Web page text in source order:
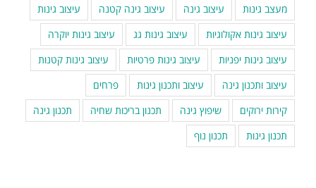
מעצב גינות
עיצוב גינה עיצוב גינה קטנה
עיצוב גינות
עיצוב גינות אקולוגיות
עיצוב גינות גג
עיצוב גינות יוקרה
עיצוב גינות יפניות
עיצוב גינות פרטיות
עיצוב גינות קטנות
עיצוב ותכנון גינה
עיצוב ותכנון גינות
פרחים
קירות ירוקים
שיפוץ גינה תכנון בריכות שחיה
תכנון גינה
תכנון גינות
תכנון נוף